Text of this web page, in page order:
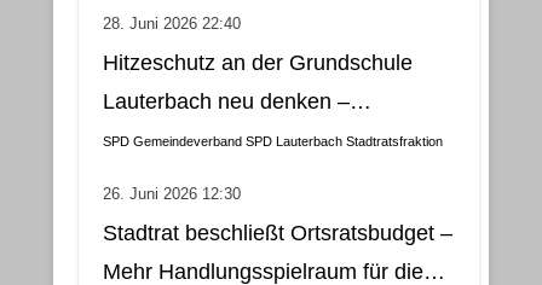
28. Juni 2026 22:40
Hitzeschutz an der Grundschule
Lauterbach neu denken –
Klimatisierung als wirtschaftliche
SPD Gemeindeverband SPD Lauterbach Stadtratsfraktion
26. Juni 2026 12:30
Stadtrat beschließt Ortsratsbudget –
Mehr Handlungsspielraum für die